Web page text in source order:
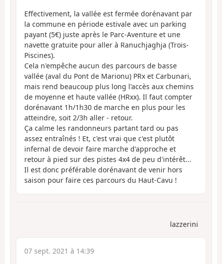
Effectivement, la vallée est fermée dorénavant par
la commune en période estivale avec un parking
payant (5€) juste après le Parc-Aventure et une
navette gratuite pour aller à Ranuchjaghja (Trois-
Piscines).
Cela n'empêche aucun des parcours de basse
vallée (aval du Pont de Marionu) PRx et Carbunari,
mais rend beaucoup plus long l'accès aux chemins
de moyenne et haute vallée (HRxx). Il faut compter
dorénavant 1h/1h30 de marche en plus pour les
atteindre, soit 2/3h aller - retour.
Ça calme les randonneurs partant tard ou pas
assez entraînés ! Et, c'est vrai que c'est plutôt
infernal de devoir faire marche d'approche et
retour à pied sur des pistes 4x4 de peu d'intérêt...
Il est donc préférable dorénavant de venir hors
saison pour faire ces parcours du Haut-Cavu !
lazzerini
07 sept. 2021 à 14:39